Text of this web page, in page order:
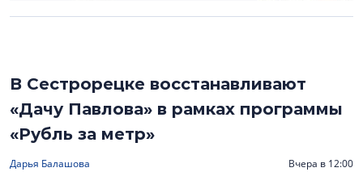
В Сестрорецке восстанавливают
«Дачу Павлова» в рамках программы
«Рубль за метр»
Дарья Балашова Вчера в 12:00